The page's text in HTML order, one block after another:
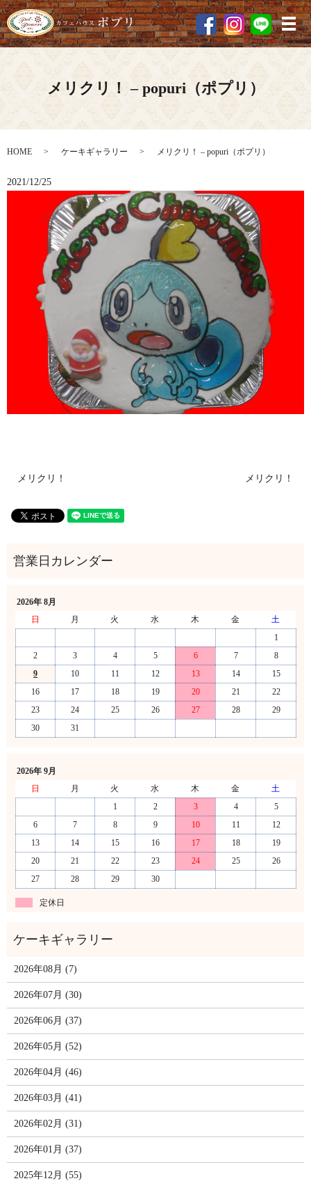
メ
メリクリ！ – popuri（ポプリ）
HOME ケーキギャラリー メリクリ！ – popuri（ポプリ）
2021/12/25
メリクリ！ メリクリ！
2026年 8月
日
月 火 水 木 金
土
1
2
3 4 5 6 7
8
9
10 11 12 13 14
15
16
17 18 19 20 21
22
23
24 25 26 27 28
29
30
31
2026年 9月
日
月 火 水 木 金
土
1
2 3 4
5
6
7 8 9 10 11
12
13
14 15 16 17 18
19
20
21 22 23 24 25
26
27
28 29 30
定休日
2026年08月 (7)
2026年07月 (30)
2026年06月 (37)
2026年05月 (52)
2026年04月 (46)
2026年03月 (41)
2026年02月 (31)
2026年01月 (37)
2025年12月 (55)